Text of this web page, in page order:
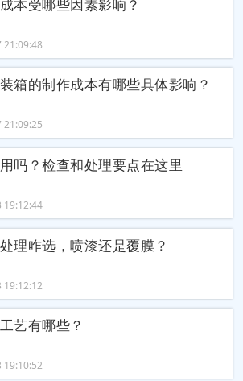
本受哪些因素影响？
21:09:48
箱的制作成本有哪些具体影响？
21:09:25
吗？检查和处理要点在这里
19:12:44
理咋选，喷漆还是覆膜？
19:12:12
艺有哪些？
19:10:52